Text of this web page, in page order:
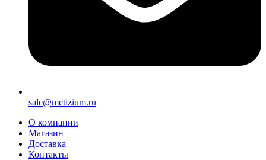
sale@metizium.ru
О компании
Магазин
Доставка
Контакты